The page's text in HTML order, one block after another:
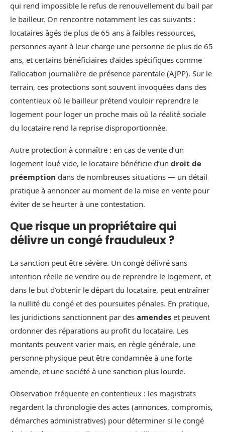
qui rend impossible le refus de renouvellement du bail par
le bailleur. On rencontre notamment les cas suivants :
locataires âgés de plus de 65 ans à faibles ressources,
personnes ayant à leur charge une personne de plus de 65
ans, et certains bénéficiaires d’aides spécifiques comme
l’allocation journalière de présence parentale (AJPP). Sur le
terrain, ces protections sont souvent invoquées dans des
contentieux où le bailleur prétend vouloir reprendre le
logement pour loger un proche mais où la réalité sociale
du locataire rend la reprise disproportionnée.
Autre protection à connaître : en cas de vente d’un
logement loué vide, le locataire bénéficie d’un droit de
préemption dans de nombreuses situations — un détail
pratique à annoncer au moment de la mise en vente pour
éviter de se heurter à une contestation.
Que risque un propriétaire qui
délivre un congé frauduleux ?
La sanction peut être sévère. Un congé délivré sans
intention réelle de vendre ou de reprendre le logement, et
dans le but d’obtenir le départ du locataire, peut entraîner
la nullité du congé et des poursuites pénales. En pratique,
les juridictions sanctionnent par des amendes et peuvent
ordonner des réparations au profit du locataire. Les
montants peuvent varier mais, en règle générale, une
personne physique peut être condamnée à une forte
amende, et une société à une sanction plus lourde.
Observation fréquente en contentieux : les magistrats
regardent la chronologie des actes (annonces, compromis,
démarches administratives) pour déterminer si le congé